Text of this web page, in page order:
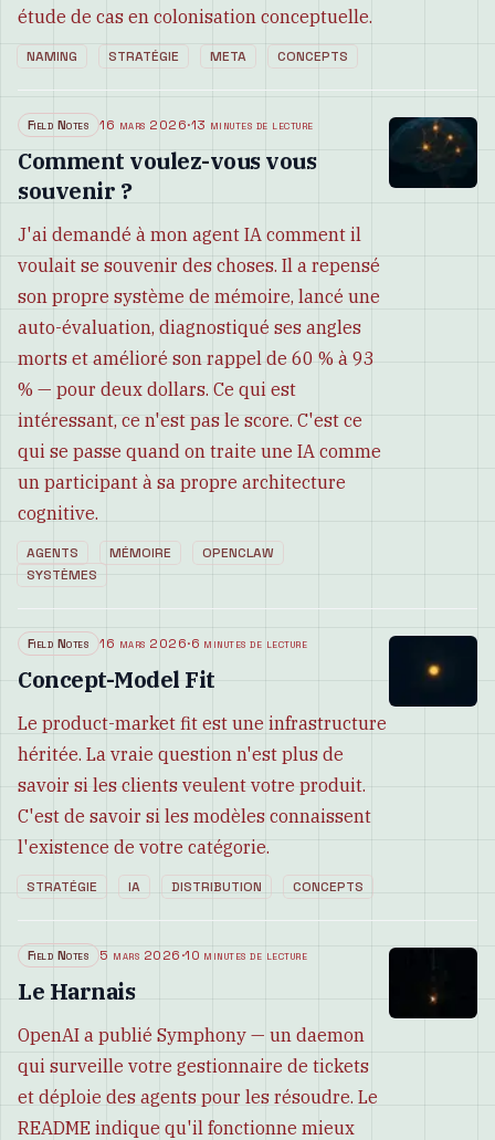
étude de cas en colonisation conceptuelle.
NAMING STRATÉGIE META CONCEPTS
Field Notes 16 mars 2026·13 minutes de lecture
Comment voulez-vous vous
souvenir ?
J'ai demandé à mon agent IA comment il
voulait se souvenir des choses. Il a repensé
son propre système de mémoire, lancé une
auto-évaluation, diagnostiqué ses angles
morts et amélioré son rappel de 60 % à 93
% — pour deux dollars. Ce qui est
intéressant, ce n'est pas le score. C'est ce
qui se passe quand on traite une IA comme
un participant à sa propre architecture
cognitive.
AGENTS MÉMOIRE
OPENCLAW
SYSTÈMES
Field Notes 16 mars 2026·6 minutes de lecture
Concept-Model Fit
Le product-market fit est une infrastructure
héritée. La vraie question n'est plus de
savoir si les clients veulent votre produit.
C'est de savoir si les modèles connaissent
l'existence de votre catégorie.
STRATÉGIE IA DISTRIBUTION CONCEPTS
Field Notes 5 mars 2026·10 minutes de lecture
Le Harnais
OpenAI a publié Symphony — un daemon
qui surveille votre gestionnaire de tickets
et déploie des agents pour les résoudre. Le
README indique qu'il fonctionne mieux